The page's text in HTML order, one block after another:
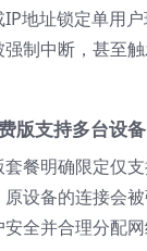
地址锁定单用
制中断，甚至
版支持多台设
餐明确限定仅
设备的连接会
全并合理分配网